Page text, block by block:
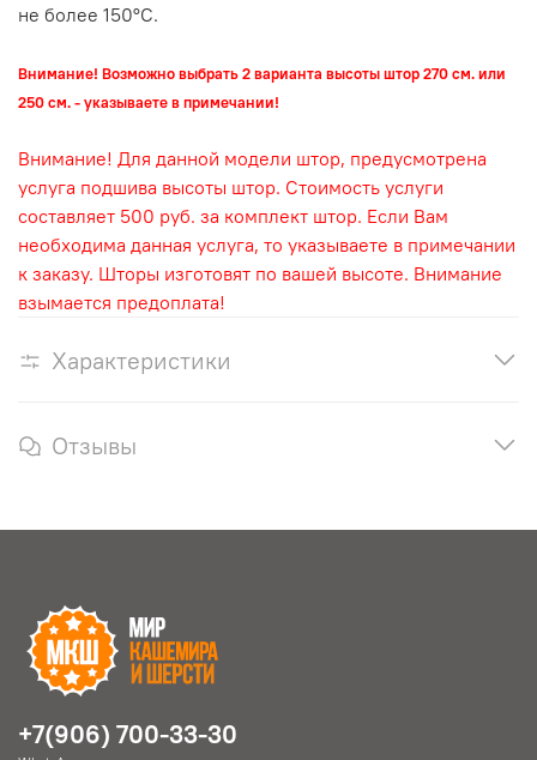
не более 150°С.
Внимание! Возможно выбрать 2 варианта высоты штор 270 см. или
250 см. - указываете в примечании!
Внимание! Для данной модели штор, предусмотрена
услуга подшива высоты штор. Стоимость услуги
составляет 500 руб. за комплект штор. Если Вам
необходима данная услуга, то указываете в примечании
к заказу. Шторы изготовят по вашей высоте. Внимание
взымается предоплата!
Характеристики
Отзывы
+7(906) 700-33-30